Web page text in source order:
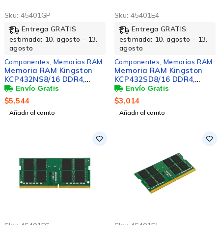
Sku: 45401GP
Entrega GRATIS
estimada: 10. agosto - 13.
agosto
Componentes Memorias RAM
Memoria RAM Kingston
KCP432NS8/16 DDR4,
3200MHz, 16GB, CL22,
Verde
$5,544
Añadir al carrito
Sku: 45401E4
Entrega GRATIS
estimada: 10. agosto - 13.
agosto
Componentes Memorias RAM
Memoria RAM Kingston
KCP432SD8/16 DDR4,
3200MHz, 16GB, Non-ECC,
CL22, SO-DIMM
$3,014
Añadir al carrito